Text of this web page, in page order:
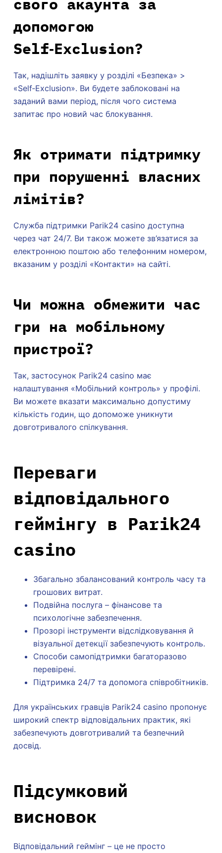
допомогою
Self‑Exclusion?
Так, надішліть заявку у розділі «Безпека» >
«Self‑Exclusion». Ви будете заблоковані на
заданий вами період, після чого система
запитає про новий час блокування.
Як отримати підтримку
при порушенні власних
лімітів?
Служба підтримки Parik24 casino доступна
через чат 24/7. Ви також можете зв’язатися за
електронною поштою або телефонним номером,
вказаним у розділі «Контакти» на сайті.
Чи можна обмежити час
гри на мобільному
пристрої?
Так, застосунок Parik24 casino має
налаштування «Мобільний контроль» у профілі.
Ви можете вказати максимально допустиму
кількість годин, що допоможе уникнути
довготривалого спілкування.
Переваги
відповідального
геймінгу в Parik24
casino
Збагально збалансований контроль часу та
грошових витрат.
Подвійна послуга – фінансове та
психологічне забезпечення.
Прозорі інструменти відслідковування й
візуальної детекції забезпечують контроль.
Способи самопідтримки багаторазово
перевірені.
Підтримка 24/7 та допомога співробітників.
Для українських гравців Parik24 casino пропонує
широкий спектр відповідальних практик, які
забезпечують довготривалий та безпечний
досвід.
Підсумковий
висновок
Відповідальний геймінг – це не просто